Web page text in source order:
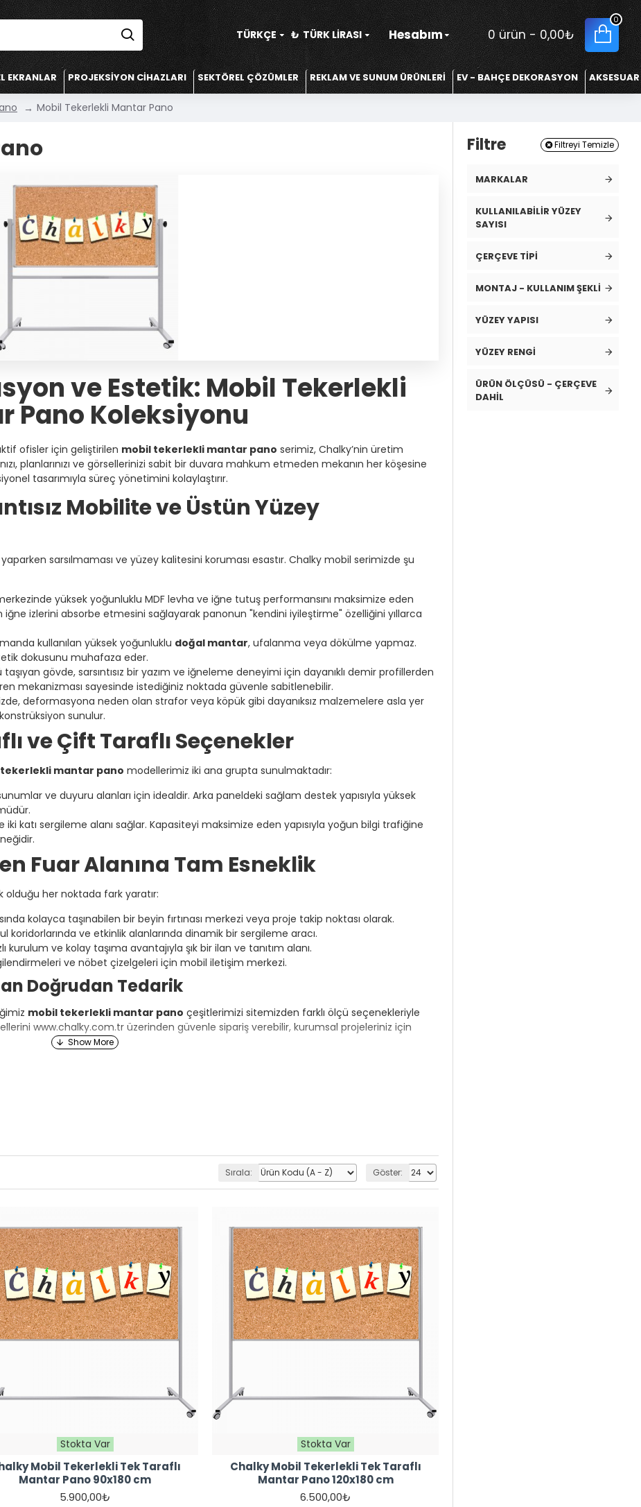
TÜRKÇE ₺ TÜRK LIRASI Hesabım 0 ürün - 0,00₺
0
EKRANLAR PROJEKSIYON CIHAZLARI SEKTÖREL ÇÖZÜMLER REKLAM VE SUNUM ÜRÜNLERİ EV - BAHÇE DEKORASYON AKSESUAR
Mobil Tekerlekli Mantar Pano
ve Estetik: Mobil Tekerlekli
Pano Koleksiyonu
ofisler için geliştirilen mobil tekerlekli mantar pano serimiz, Chalky’nin üretim
planlarınızı ve görsellerinizi sabit bir duvara mahkum etmeden mekanın her köşesine
tasarımıyla süreç yönetimini kolaylaştırır.
Mobilite ve Üstün Yüzey
sarsılmaması ve yüzey kalitesini koruması esastır. Chalky mobil serimizde şu
merkezinde yüksek yoğunluklu MDF levha ve iğne tutuş performansını maksimize eden
iğne izlerini absorbe etmesini sağlayarak panonun "kendini iyileştirme" özelliğini yıllarca
kullanılan yüksek yoğunluklu doğal mantar, ufalanma veya dökülme yapmaz.
dokusunu muhafaza eder.
taşıyan gövde, sarsıntısız bir yazım ve iğneleme deneyimi için dayanıklı demir profillerden
mekanizması sayesinde istediğiniz noktada güvenle sabitlenebilir.
deformasyona neden olan strafor veya köpük gibi dayanıksız malzemelere asla yer
sunulur.
ve Çift Taraflı Seçenekler
mantar pano modellerimiz iki ana grupta sunulmaktadır:
ve duyuru alanları için idealdir. Arka paneldeki sağlam destek yapısıyla yüksek
iki katı sergileme alanı sağlar. Kapasiteyi maksimize eden yapısıyla yoğun bilgi trafiğine
Fuar Alanına Tam Esneklik
her noktada fark yaratır:
kolayca taşınabilen bir beyin fırtınası merkezi veya proje takip noktası olarak.
koridorlarında ve etkinlik alanlarında dinamik bir sergileme aracı.
kurulum ve kolay taşıma avantajıyla şık bir ilan ve tanıtım alanı.
ve nöbet çizelgeleri için mobil iletişim merkezi.
Doğrudan Tedarik
mobil tekerlekli mantar pano çeşitlerimizi sitemizden farklı ölçü seçenekleriyle
www.chalky.com.tr üzerinden güvenle sipariş verebilir, kurumsal projeleriniz için
Sırala: Göster:
Stokta Var
Mobil Tekerlekli Tek Taraflı
Mantar Pano 90x180 cm
5.900,00₺
Stokta Var
Chalky Mobil Tekerlekli Tek Taraflı
Mantar Pano 120x180 cm
6.500,00₺
Filtre Filtreyi Temizle
MARKALAR
KULLANILABILIR YÜZEY
SAYISI
ÇERÇEVE TIPI
MONTAJ - KULLANIM ŞEKLI
YÜZEY YAPISI
YÜZEY RENGI
ÜRÜN ÖLÇÜSÜ - ÇERÇEVE
DAHIL